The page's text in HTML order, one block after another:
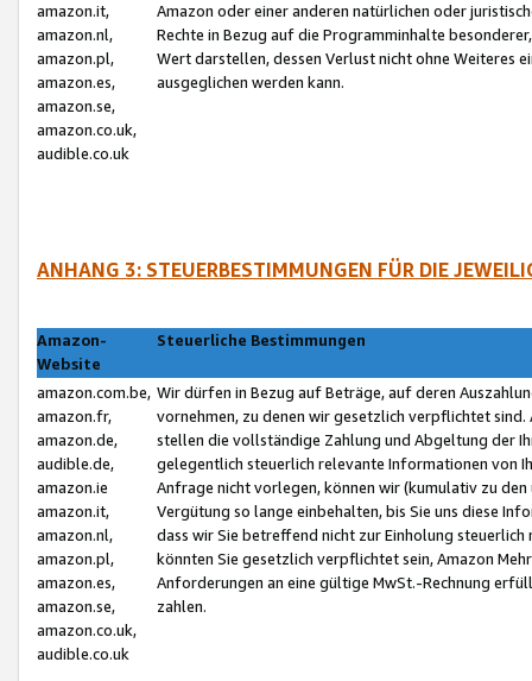
amazon.it,
amazon.nl,
amazon.pl,
amazon.es,
amazon.se,
amazon.co.uk,
audible.co.uk
Amazon oder einer anderen natürlichen oder
Rechte in Bezug auf die Programminhalte
Wert darstellen, dessen Verlust nicht ohne Weiteres
ausgeglichen werden kann.
ANHANG 3: STEUERBESTIMMUNGEN FÜR DIE
Amazon-
Website
Steuerliche Bestimmungen
amazon.com.be,
amazon.fr,
amazon.de,
audible.de,
amazon.ie
amazon.it,
amazon.nl,
amazon.pl,
amazon.es,
amazon.se,
amazon.co.uk,
audible.co.uk
Wir dürfen in Bezug auf Beträge, auf deren
vornehmen, zu denen wir gesetzlich verpflichtet
stellen die vollständige Zahlung und Abgeltung der
gelegentlich steuerlich relevante Informationen von
Anfrage nicht vorlegen, können wir (kumulativ zu
Vergütung so lange einbehalten, bis Sie uns diese
dass wir Sie betreffend nicht zur Einholung
könnten Sie gesetzlich verpflichtet sein, Amazon
Anforderungen an eine gültige MwSt.-Rechnung
zahlen.